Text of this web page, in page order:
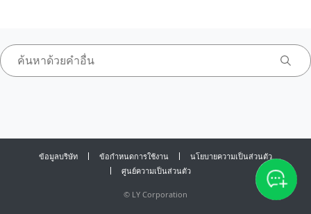
ข้อมูลบริษัท ข้อกำหนดการใช้งาน
นโยบายความเป็นส่วนตัว
ศูนย์ความเป็นส่วนตัว
© LY Corporation